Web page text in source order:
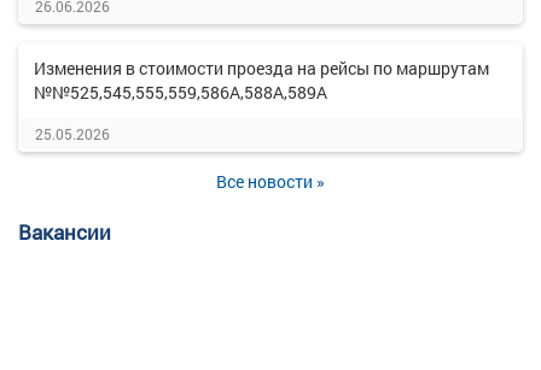
26.06.2026
Изменения в стоимости проезда на рейсы по маршрутам
№№525,545,555,559,586А,588А,589А
25.05.2026
Все новости »
Вакансии